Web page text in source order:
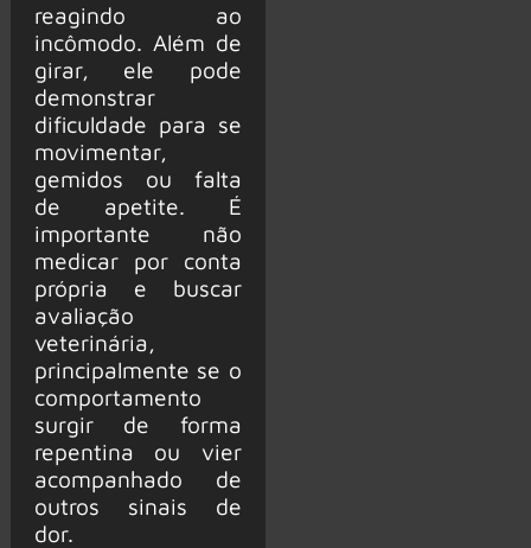
reagindo ao
incômodo. Além de
girar, ele pode
demonstrar
dificuldade para se
movimentar,
gemidos ou falta
de apetite. É
importante não
medicar por conta
própria e buscar
avaliação
veterinária,
principalmente se o
comportamento
surgir de forma
repentina ou vier
acompanhado de
outros sinais de
dor.